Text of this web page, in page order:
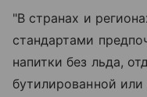
"В странах и
стандартами
напитки без льда,
бутилированной